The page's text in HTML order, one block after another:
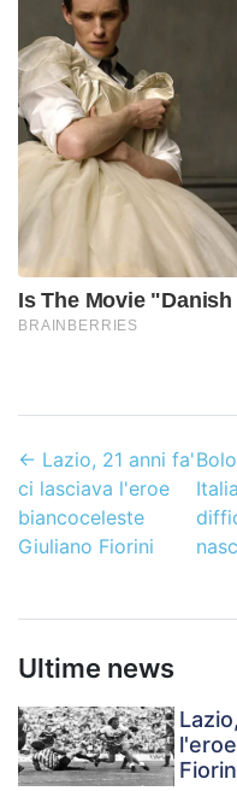
← Lazio, 21 anni fa'
ci lasciava l'eroe
biancoceleste
Giuliano Fiorini
Ultime news